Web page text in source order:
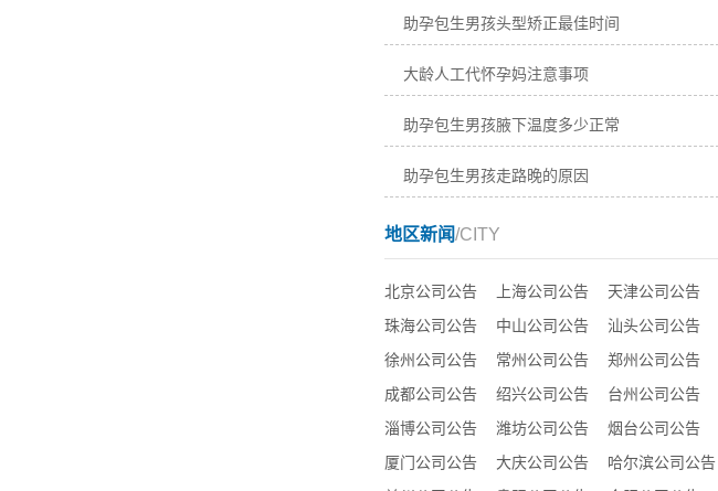
助孕包生男孩头型矫正最佳时间
大龄人工代怀孕妈注意事项
助孕包生男孩腋下温度多少正常
助孕包生男孩走路晚的原因
地区新闻/CITY
北京公司公告 上海公司公告 天津公司公告
珠海公司公告
中山公司公告 汕头公司公告
徐州公司公告
常州公司公告 郑州公司公告
成都公司公告
绍兴公司公告 台州公司公告
淄博公司公告
潍坊公司公告 烟台公司公告
厦门公司公告
大庆公司公告 哈尔滨公司公告